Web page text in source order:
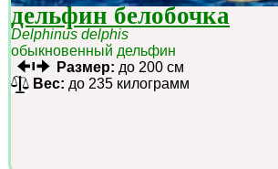
дельфин белобочка
Delphinus delphis
обыкновенный дельфин
Размер: до 200 см
Вес: до 235 килограмм